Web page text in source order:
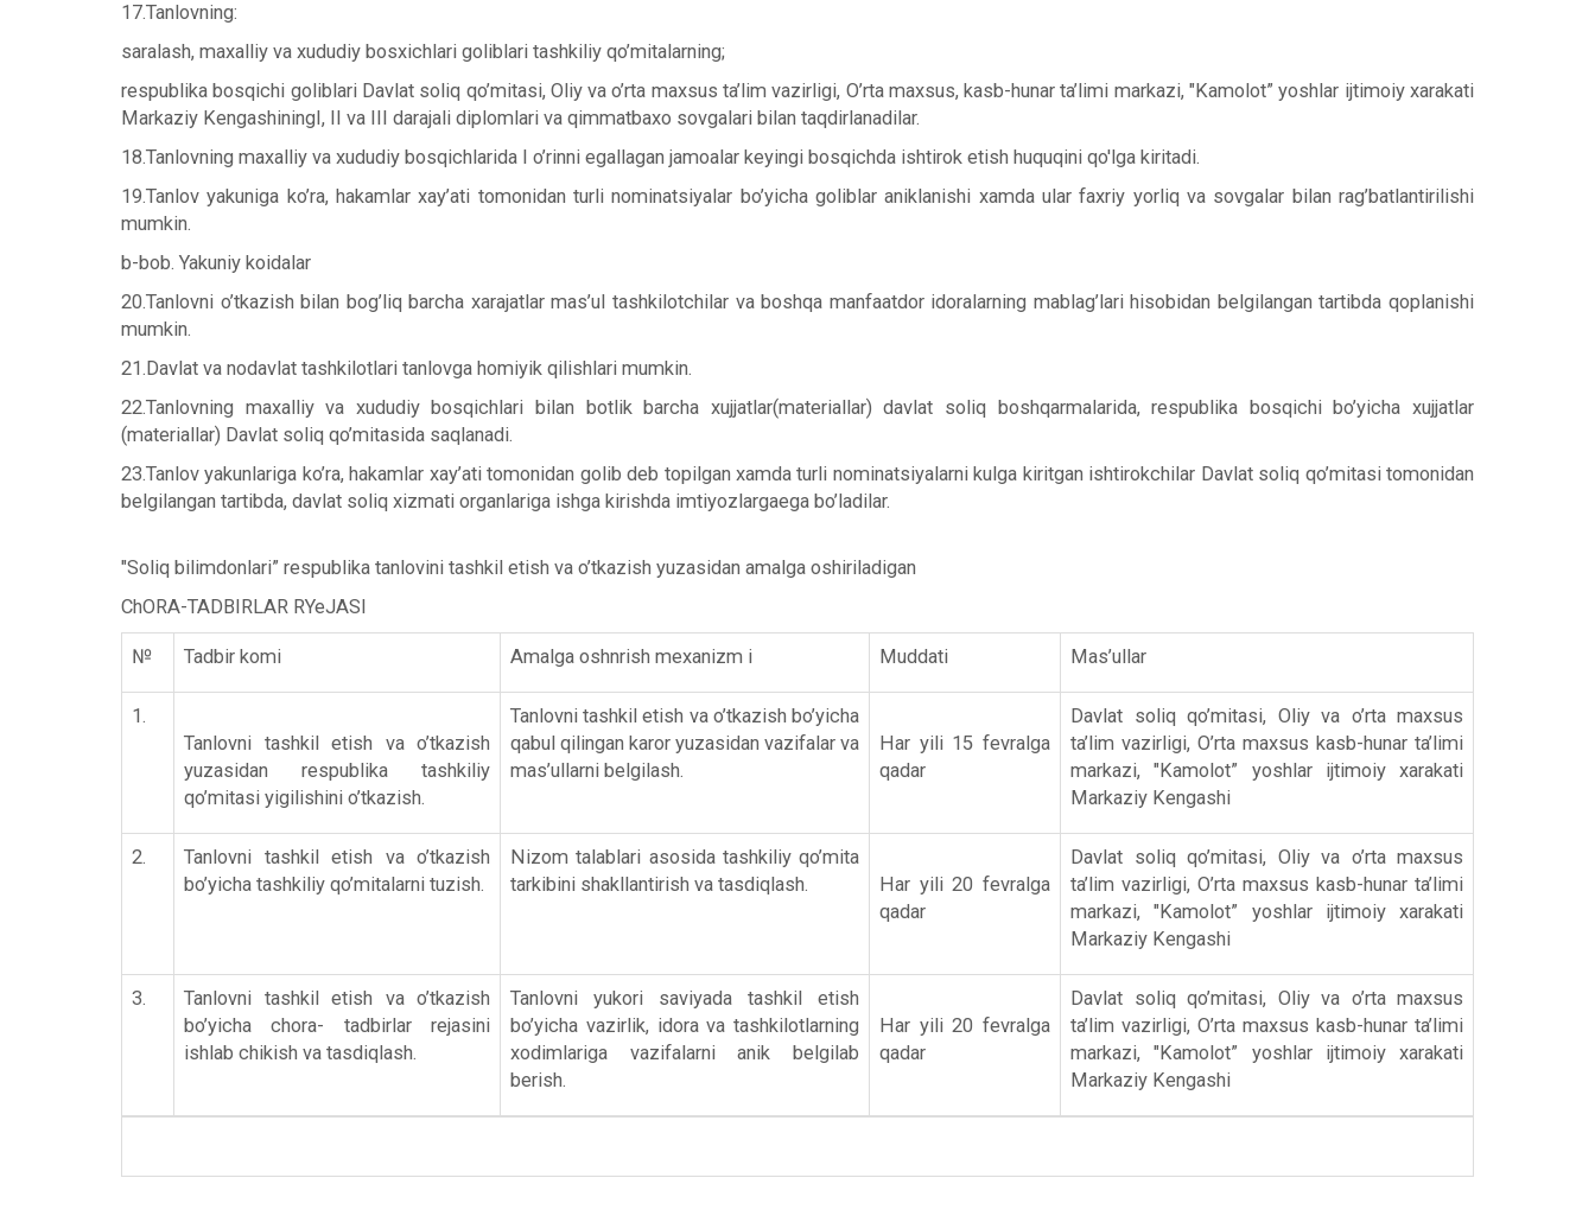
17.Tanlovning:
saralash, maxalliy va xududiy bosxichlari goliblari tashkiliy qo’mitalarning;
respublika bosqichi goliblari Davlat soliq qo’mitasi, Oliy va o’rta maxsus ta’lim vazirligi, O’rta maxsus, kasb-hunar ta’limi markazi, "Kamolot” yoshlar ijtimoiy xarakati
Markaziy KengashiningI, II va III darajali diplomlari va qimmatbaxo sovgalari bilan taqdirlanadilar.
18.Tanlovning maxalliy va xududiy bosqichlarida I o’rinni egallagan jamoalar keyingi bosqichda ishtirok etish huquqini qo'lga kiritadi.
19.Tanlov yakuniga ko’ra, hakamlar xay’ati tomonidan turli nominatsiyalar bo’yicha goliblar aniklanishi xamda ular faxriy yorliq va sovgalar bilan rag’batlantirilishi
mumkin.
b-bob. Yakuniy koidalar
20.Tanlovni o’tkazish bilan bog’liq barcha xarajatlar mas’ul tashkilotchilar va boshqa manfaatdor idoralarning mablag’lari hisobidan belgilangan tartibda qoplanishi
mumkin.
21.Davlat va nodavlat tashkilotlari tanlovga homiyik qilishlari mumkin.
22.Tanlovning maxalliy va xududiy bosqichlari bilan botlik barcha xujjatlar(materiallar) davlat soliq boshqarmalarida, respublika bosqichi bo’yicha xujjatlar
(materiallar) Davlat soliq qo’mitasida saqlanadi.
23.Tanlov yakunlariga ko’ra, hakamlar xay’ati tomonidan golib deb topilgan xamda turli nominatsiyalarni kulga kiritgan ishtirokchilar Davlat soliq qo’mitasi tomonidan
belgilangan tartibda, davlat soliq xizmati organlariga ishga kirishda imtiyozlargaega bo’ladilar.
"Soliq bilimdonlari” respublika tanlovini tashkil etish va o’tkazish yuzasidan amalga oshiriladigan
ChORA-TADBIRLAR RYeJASI
№ Tadbir komi Amalga oshnrish mexanizm i Muddati Mas’ullar
1.
Tanlovni tashkil etish va o’tkazish
yuzasidan respublika tashkiliy
qo’mitasi yigilishini o’tkazish.
Tanlovni tashkil etish va o’tkazish bo’yicha
qabul qilingan karor yuzasidan vazifalar va
mas’ullarni belgilash.
Har yili 15 fevralga
qadar
Davlat soliq qo’mitasi, Oliy va o’rta maxsus
ta’lim vazirligi, O’rta maxsus kasb-hunar ta’limi
markazi, "Kamolot” yoshlar ijtimoiy xarakati
Markaziy Kengashi
2.
Tanlovni tashkil etish va o’tkazish
bo’yicha tashkiliy qo’mitalarni tuzish.
Nizom talablari asosida tashkiliy qo’mita
tarkibini shakllantirish va tasdiqlash.
Har yili 20 fevralga
qadar
Davlat soliq qo’mitasi, Oliy va o’rta maxsus
ta’lim vazirligi, O’rta maxsus kasb-hunar ta’limi
markazi, "Kamolot” yoshlar ijtimoiy xarakati
Markaziy Kengashi
3.
Tanlovni tashkil etish va o’tkazish
bo’yicha chora- tadbirlar rejasini
ishlab chikish va tasdiqlash.
Tanlovni yukori saviyada tashkil etish
bo’yicha vazirlik, idora va tashkilotlarning
xodimlariga vazifalarni anik belgilab
berish.
Har yili 20 fevralga
qadar
Davlat soliq qo’mitasi, Oliy va o’rta maxsus
ta’lim vazirligi, O’rta maxsus kasb-hunar ta’limi
markazi, "Kamolot” yoshlar ijtimoiy xarakati
Markaziy Kengashi